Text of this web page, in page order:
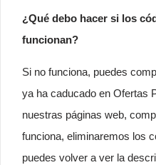
¿Qué debo hacer si los
funcionan?
Si no funciona, puedes
ya ha caducado en Ofertas
nuestras páginas web,
funciona, eliminaremos los
puedes volver a ver la